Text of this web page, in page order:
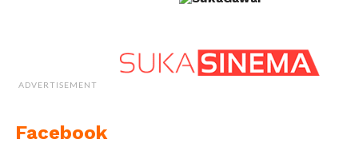
ADVERTISEMENT
Facebook